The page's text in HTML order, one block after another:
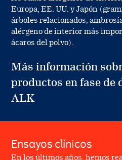
Europa, EE. UU. y Japón
árboles relacionados,
alérgeno de interior más
ácaros del polvo).
Más información
productos en fase de
ALK
Ensayos clínicos
En los últimos años, hemos